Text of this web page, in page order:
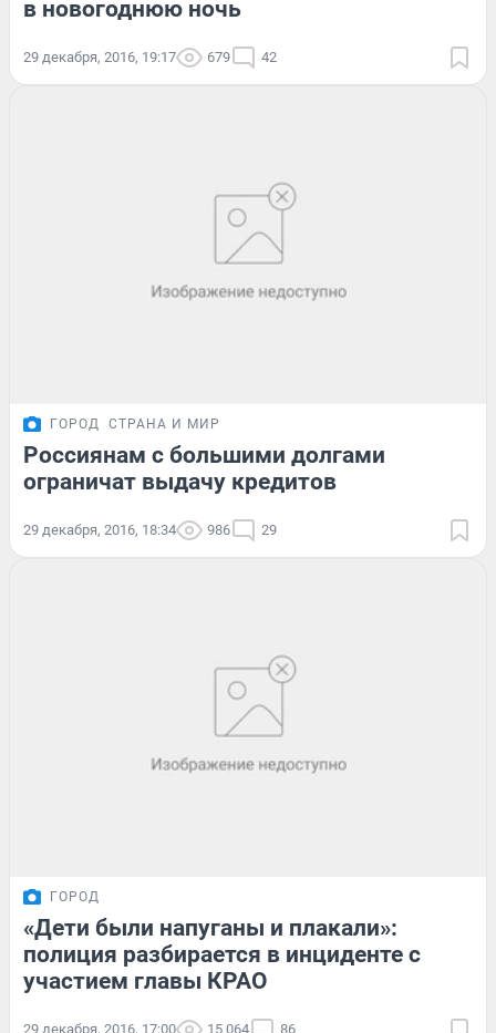
в новогоднюю ночь
29 декабря, 2016, 19:17 679 42
ГОРОД СТРАНА И МИР
Россиянам с большими долгами
ограничат выдачу кредитов
29 декабря, 2016, 18:34 986 29
ГОРОД
«Дети были напуганы и плакали»:
полиция разбирается в инциденте с
участием главы КРАО
29 декабря, 2016, 17:00 15 064 86